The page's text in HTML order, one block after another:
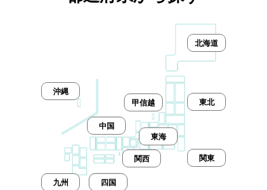
北海道
東北
甲信越
東海
関東
関西
中国
四国
九州
沖縄